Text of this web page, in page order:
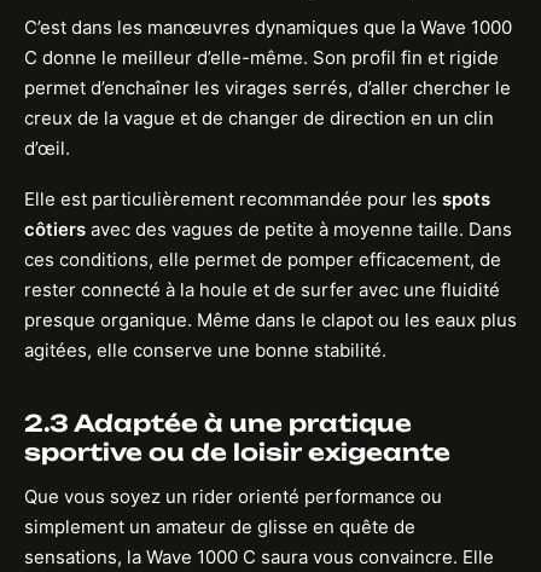
C’est dans les manœuvres dynamiques que la Wave 1000
C donne le meilleur d’elle-même. Son profil fin et rigide
permet d’enchaîner les virages serrés, d’aller chercher le
creux de la vague et de changer de direction en un clin
d’œil.
Elle est particulièrement recommandée pour les spots
côtiers avec des vagues de petite à moyenne taille. Dans
ces conditions, elle permet de pomper efficacement, de
rester connecté à la houle et de surfer avec une fluidité
presque organique. Même dans le clapot ou les eaux plus
agitées, elle conserve une bonne stabilité.
2.3 Adaptée à une pratique
sportive ou de loisir exigeante
Que vous soyez un rider orienté performance ou
simplement un amateur de glisse en quête de
sensations, la Wave 1000 C saura vous convaincre. Elle